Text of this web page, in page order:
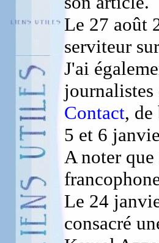
Le 27 août
serviteur sur
J'ai
Contact, de
5 et 6
A noter
Le 24
consacré